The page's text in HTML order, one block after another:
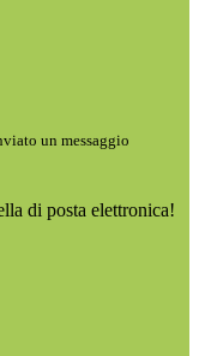
un messaggio
di posta elettronica!